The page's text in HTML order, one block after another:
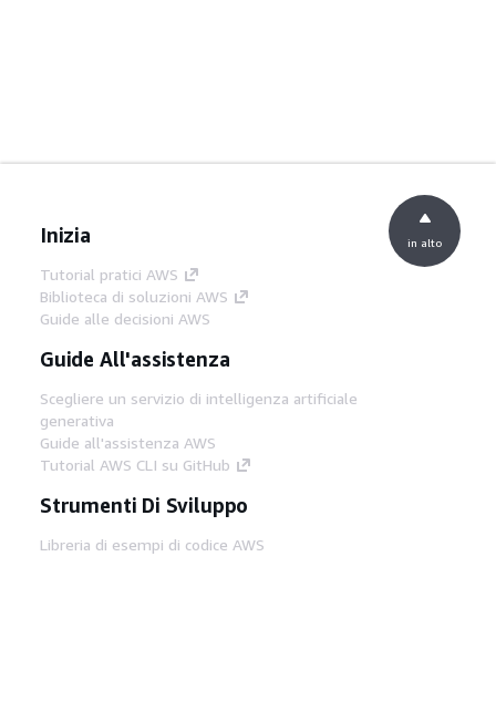
Inizia
Tutorial pratici AWS
Biblioteca di soluzioni AWS
Guide alle decisioni AWS
Guide All'assistenza
Scegliere un servizio di intelligenza artificiale
generativa
Guide all'assistenza AWS
Tutorial AWS CLI su GitHub
Strumenti Di Sviluppo
Libreria di esempi di codice AWS
in alto